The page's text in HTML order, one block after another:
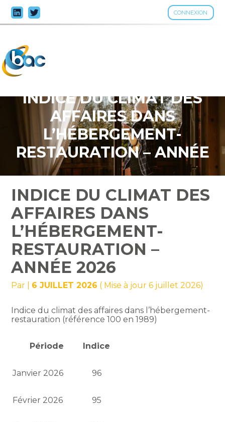
CONNEXION
Aller
au
INDICE DU CLIMAT DES
AFFAIRES DANS
L’HÉBERGEMENT-
RESTAURATION – ANNÉE
2026
INDICE DU CLIMAT DES
AFFAIRES DANS
L’HÉBERGEMENT-
RESTAURATION –
ANNÉE 2026
Par 6 JUILLET 2026 ( Mise à jour 6 juillet 2026)
Indice du climat des affaires dans l’hébergement-
restauration (référence 100 en 1989)
Période Indice
Janvier 2026 96
Février 2026 95